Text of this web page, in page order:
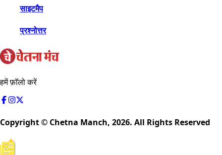
साइटमैप
प्रश्नोत्तर
हमें फ़ॉलो करें
Copyright © Chetna Manch, 2026. All Rights Reserved